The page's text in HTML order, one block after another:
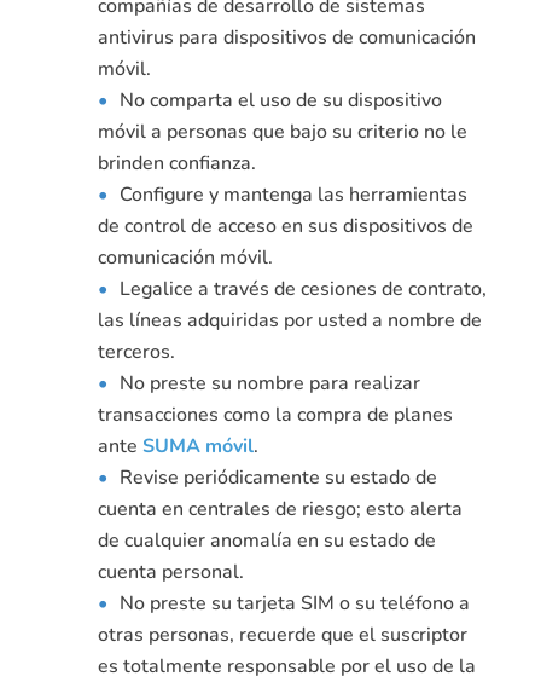
compañías de desarrollo de sistemas
antivirus para dispositivos de comunicación
móvil.
No comparta el uso de su dispositivo
móvil a personas que bajo su criterio no le
brinden confianza.
Configure y mantenga las herramientas
de control de acceso en sus dispositivos de
comunicación móvil.
Legalice a través de cesiones de contrato,
las líneas adquiridas por usted a nombre de
terceros.
No preste su nombre para realizar
transacciones como la compra de planes
ante SUMA móvil.
Revise periódicamente su estado de
cuenta en centrales de riesgo; esto alerta
de cualquier anomalía en su estado de
cuenta personal.
No preste su tarjeta SIM o su teléfono a
otras personas, recuerde que el suscriptor
es totalmente responsable por el uso de la